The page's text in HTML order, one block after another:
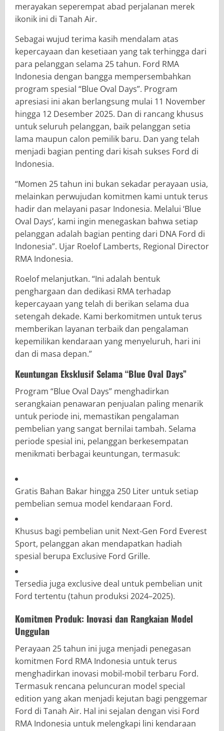
merayakan seperempat abad perjalanan merek
ikonik ini di Tanah Air.
Sebagai wujud terima kasih mendalam atas
kepercayaan dan kesetiaan yang tak terhingga dari
para pelanggan selama 25 tahun. Ford RMA
Indonesia dengan bangga mempersembahkan
program spesial “Blue Oval Days”. Program
apresiasi ini akan berlangsung mulai 11 November
hingga 12 Desember 2025. Dan di rancang khusus
untuk seluruh pelanggan, baik pelanggan setia
lama maupun calon pemilik baru. Dan yang telah
menjadi bagian penting dari kisah sukses Ford di
Indonesia.
“Momen 25 tahun ini bukan sekadar perayaan usia,
melainkan perwujudan komitmen kami untuk terus
hadir dan melayani pasar Indonesia. Melalui ‘Blue
Oval Days’, kami ingin menegaskan bahwa setiap
pelanggan adalah bagian penting dari DNA Ford di
Indonesia”. Ujar Roelof Lamberts, Regional Director
RMA Indonesia.
Roelof melanjutkan. “Ini adalah bentuk
penghargaan dan dedikasi RMA terhadap
kepercayaan yang telah di berikan selama dua
setengah dekade. Kami berkomitmen untuk terus
memberikan layanan terbaik dan pengalaman
kepemilikan kendaraan yang menyeluruh, hari ini
dan di masa depan.”
Keuntungan Eksklusif Selama “Blue Oval Days”
Program “Blue Oval Days” menghadirkan
serangkaian penawaran penjualan paling menarik
untuk periode ini, memastikan pengalaman
pembelian yang sangat bernilai tambah. Selama
periode spesial ini, pelanggan berkesempatan
menikmati berbagai keuntungan, termasuk:
Gratis Bahan Bakar hingga 250 Liter untuk setiap
pembelian semua model kendaraan Ford.
Khusus bagi pembelian unit Next-Gen Ford Everest
Sport, pelanggan akan mendapatkan hadiah
spesial berupa Exclusive Ford Grille.
Tersedia juga exclusive deal untuk pembelian unit
Ford tertentu (tahun produksi 2024–2025).
Komitmen Produk: Inovasi dan Rangkaian Model
Unggulan
Perayaan 25 tahun ini juga menjadi penegasan
komitmen Ford RMA Indonesia untuk terus
menghadirkan inovasi mobil-mobil terbaru Ford.
Termasuk rencana peluncuran model special
edition yang akan menjadi kejutan bagi penggemar
Ford di Tanah Air. Hal ini sejalan dengan visi Ford
RMA Indonesia untuk melengkapi lini kendaraan